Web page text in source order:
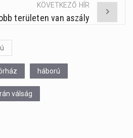
KÖVETKEZŐ HÍR
területen van aszály
háború
válság